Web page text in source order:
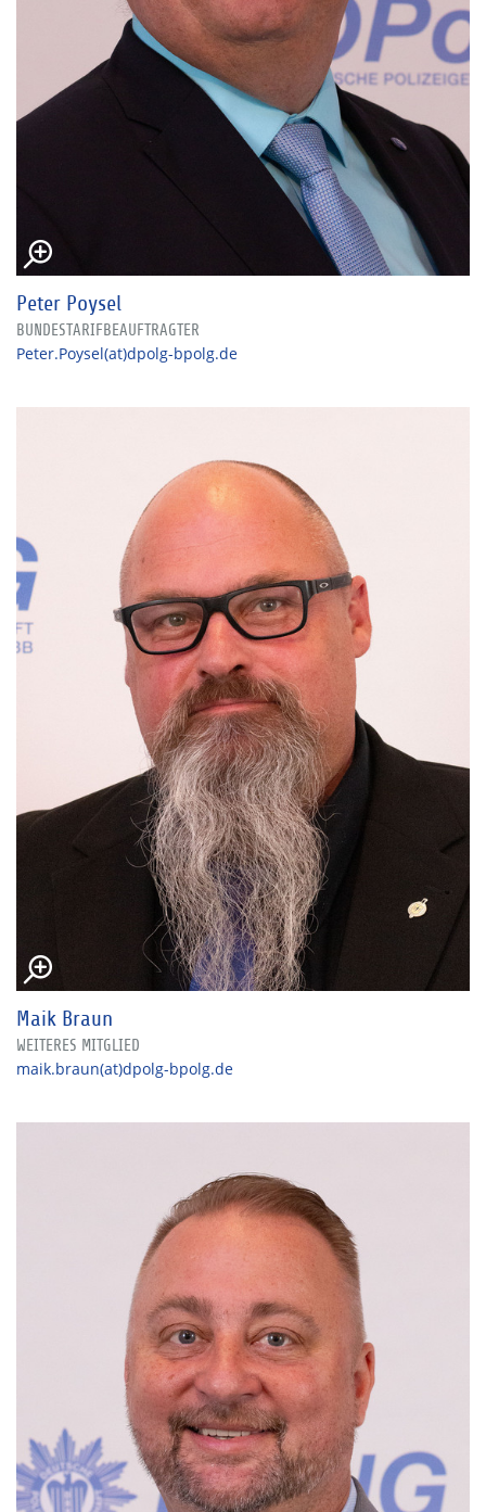
Peter Poysel
BUNDESTARIFBEAUFTRAGTER
Peter.Poysel(at)dpolg-bpolg.de
Maik Braun
WEITERES MITGLIED
maik.braun(at)dpolg-bpolg.de